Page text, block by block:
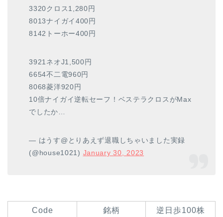
3320クロス1,280円
8013ナイガイ400円
8142トーホー400円
3921ネオJ1,500円
6654不二電960円
8068菱洋920円
10倍ナイガイ逆転セーフ！ベステラクロスがMax
でしたか…
— はうす@とりあえず退職しちゃいました実録
(@house1021) January 30, 2023
Code 銘柄 逆日歩100株